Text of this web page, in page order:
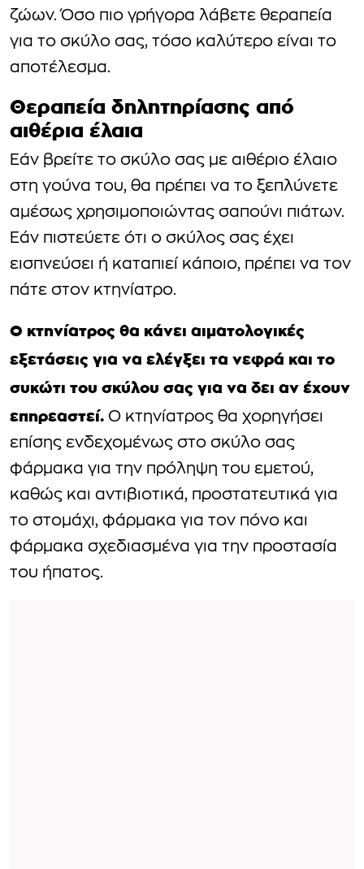
ζώων. Όσο πιο γρήγορα λάβετε θεραπεία
για το σκύλο σας, τόσο καλύτερο είναι το
αποτέλεσμα.
Θεραπεία δηλητηρίασης από
αιθέρια έλαια
Εάν βρείτε το σκύλο σας με αιθέριο έλαιο
στη γούνα του, θα πρέπει να το ξεπλύνετε
αμέσως χρησιμοποιώντας σαπούνι πιάτων.
Εάν πιστεύετε ότι ο σκύλος σας έχει
εισπνεύσει ή καταπιεί κάποιο, πρέπει να τον
πάτε στον κτηνίατρο.
Ο κτηνίατρος θα κάνει αιματολογικές
εξετάσεις για να ελέγξει τα νεφρά και το
συκώτι του σκύλου σας για να δει αν έχουν
επηρεαστεί. Ο κτηνίατρος θα χορηγήσει
επίσης ενδεχομένως στο σκύλο σας
φάρμακα για την πρόληψη του εμετού,
καθώς και αντιβιοτικά, προστατευτικά για
το στομάχι, φάρμακα για τον πόνο και
φάρμακα σχεδιασμένα για την προστασία
του ήπατος.